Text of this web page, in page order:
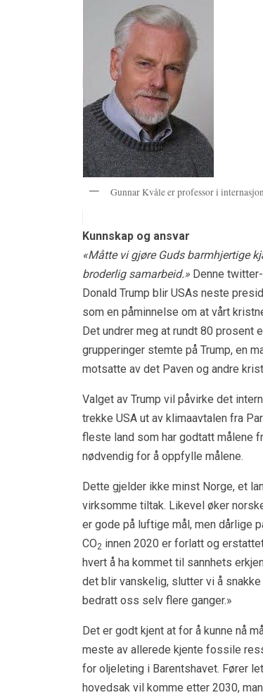
Gunnar Kvåle er professor i
Kunnskap og ansvar
«Måtte vi gjøre Guds barmhjertige
broderlig samarbeid.» Denne
Donald Trump blir USAs neste
som en påminnelse om at vårt
Det undrer meg at rundt 80 prosent
grupperinger stemte på Trump, en
motsatte av det Paven og andre
Valget av Trump vil påvirke det
trekke USA ut av klimaavtalen fra
fleste land som har godtatt målene
nødvendig for å oppfylle målene.
Dette gjelder ikke minst Norge, et
virksomme tiltak. Likevel øker
er gode på luftige mål, men dårlige
CO2 innen 2020 er forlatt og
hvert å ha kommet til sannhets
det blir vanskelig, slutter vi å
bedratt oss selv flere ganger.»
Det er godt kjent at for å kunne nå
meste av allerede kjente fossile
for oljeleting i Barentshavet. Fører
hovedsak vil komme etter 2030,